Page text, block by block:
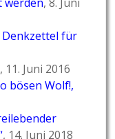
für
, 11. Juni 2016
bösen Wolf!,
, 14. Juni 2018